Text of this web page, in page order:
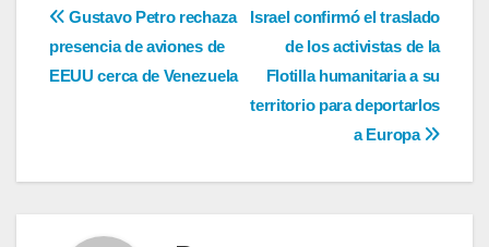
Navegación
de
Israel confirmó el traslado
de los activistas de la
Flotilla humanitaria a su
territorio para deportarlos
a Europa
Gustavo Petro rechaza
presencia de aviones de
EEUU cerca de Venezuela